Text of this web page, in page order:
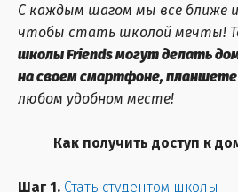
С каждым шагом мы все ближе
чтобы стать школой мечты!
школы Friends могут делать
на своем смартфоне, планшете
любом удобном месте!
Как получить доступ к
Шаг 1. Стать студентом школы